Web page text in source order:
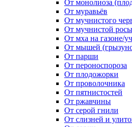
От монолиоза
От муравьёв
От мучнистого
От мучнистой росы
От мха на газоне/
От мышей
От парши
От пероноспороза
От плодожорки
От проволочника
От пятнистостей
От ржавчины
От серой гнили
От слизней и